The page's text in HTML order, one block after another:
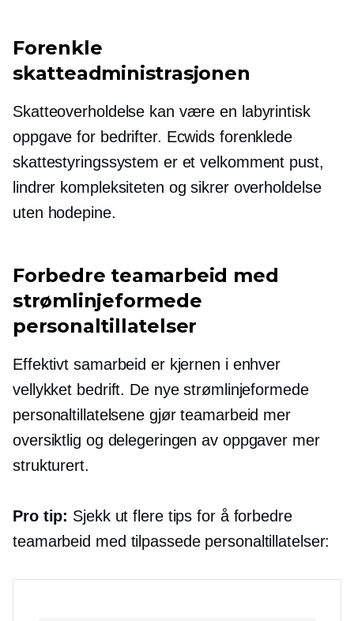
Forenkle
skatteadministrasjonen
Skatteoverholdelse kan være en labyrintisk
oppgave for bedrifter. Ecwids forenklede
skattestyringssystem er et velkomment pust,
lindrer kompleksiteten og sikrer overholdelse
uten hodepine.
Forbedre teamarbeid med
strømlinjeformede
personaltillatelser
Effektivt samarbeid er kjernen i enhver
vellykket bedrift. De nye strømlinjeformede
personaltillatelsene gjør teamarbeid mer
oversiktlig og delegeringen av oppgaver mer
strukturert.
Pro tip: Sjekk ut flere tips for å forbedre
teamarbeid med tilpassede personaltillatelser: